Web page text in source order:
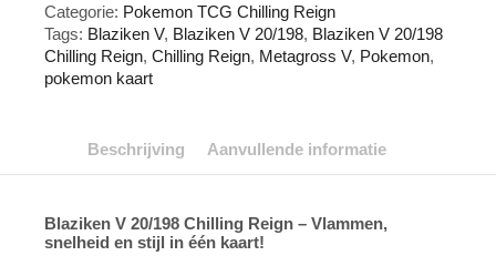
Categorie: Pokemon TCG Chilling Reign
Tags: Blaziken V, Blaziken V 20/198, Blaziken V 20/198
Chilling Reign, Chilling Reign, Metagross V, Pokemon,
pokemon kaart
Beschrijving Aanvullende informatie
Blaziken V 20/198 Chilling Reign – Vlammen,
snelheid en stijl in één kaart!